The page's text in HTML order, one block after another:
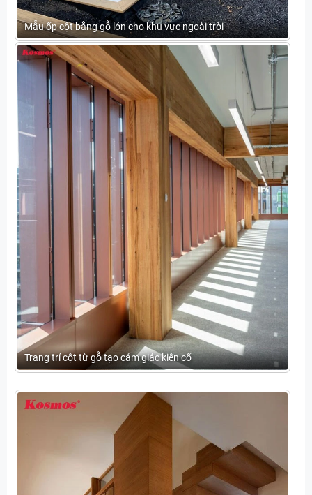
Mẫu ốp cột bằng gỗ lớn cho khu vực ngoài trời
Trang trí cột từ gỗ tạo cảm giác kiên cố